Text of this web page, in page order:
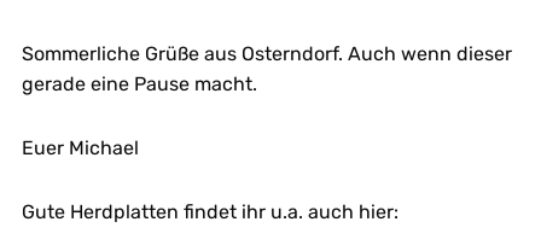
Sommerliche Grüße aus Osterndorf. Auch wenn dieser
gerade eine Pause macht.
Euer Michael
Gute Herdplatten findet ihr u.a. auch hier: